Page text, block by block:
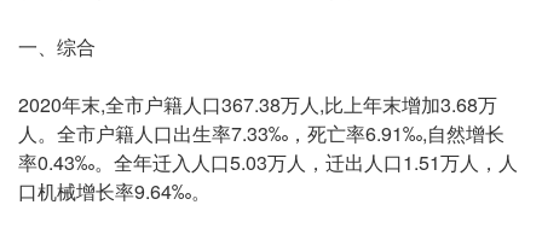
一、综合
2020年末,全市户籍人口367.38万人,比上年末增加3.68万
人。全市户籍人口出生率7.33‰，死亡率6.91‰,自然增长
率0.43‰。全年迁入人口5.03万人，迁出人口1.51万人，人
口机械增长率9.64‰。